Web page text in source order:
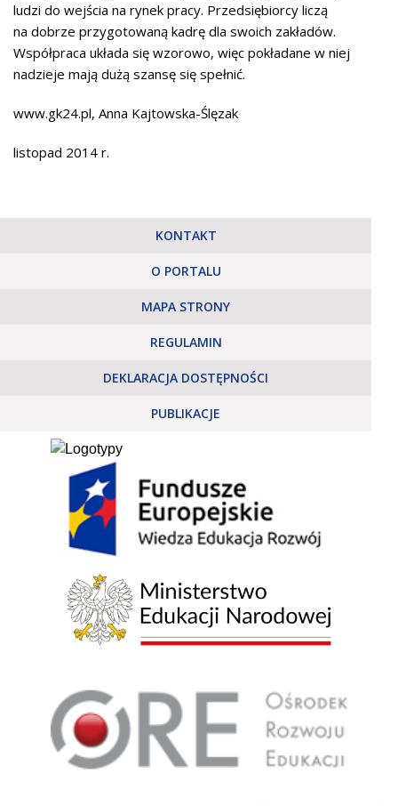
ludzi do wejścia na rynek pracy. Przedsiębiorcy liczą
na dobrze przygotowaną kadrę dla swoich zakładów.
Współpraca układa się wzorowo, więc pokładane w niej
nadzieje mają dużą szansę się spełnić.
www.gk24.pl, Anna Kajtowska-Ślęzak
listopad 2014 r.
KONTAKT
O PORTALU
MAPA STRONY
REGULAMIN
DEKLARACJA DOSTĘPNOŚCI
PUBLIKACJE